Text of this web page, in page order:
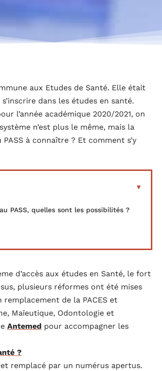
aux Etudes de Santé. Elle était
dans les études en santé.
l’année académique 2020/2021, on
n’est plus le même, mais la
à connaître ? Et comment s’y
PASS, quelles sont les possibilités ?
d’accès aux études en Santé, le fort
plusieurs réformes ont été mises
de la PACES et
Maïeutique, Odontologie et
Antemed pour accompagner les
?
remplacé par un numérus apertus.